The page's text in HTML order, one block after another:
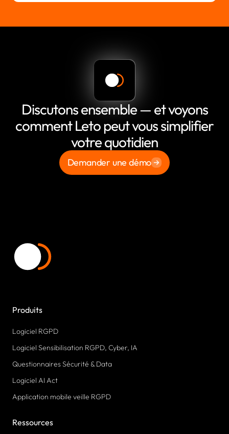
Discutons ensemble — et voyons
comment Leto peut vous simplifier
votre quotidien
Demander une démo
Produits
Logiciel RGPD
Logiciel Sensibilisation RGPD, Cyber, IA
Questionnaires Sécurité & Data
Logiciel AI Act
Application mobile veille RGPD
Ressources